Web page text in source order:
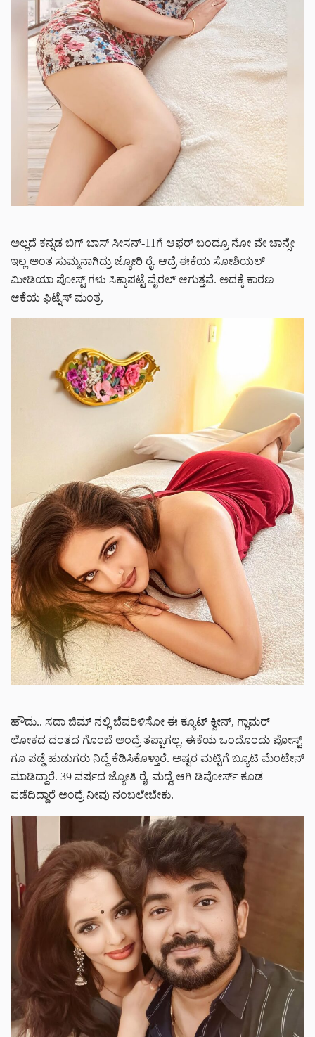
ಅಲ್ಲದೆ ಕನ್ನಡ ಬಿಗ್ ಬಾಸ್ ಸೀಸನ್-11ಗೆ ಆಫರ್ ಬಂದ್ರೂ ನೋ ವೇ ಚಾನ್ಸೇ
ಇಲ್ಲ ಅಂತ ಸುಮ್ಮನಾಗಿದ್ರು ಜ್ಯೋರಿ ರೈ. ಆದ್ರೆ ಈಕೆಯ ಸೋಶಿಯಲ್
ಮೀಡಿಯಾ ಪೋಸ್ಟ್ ಗಳು ಸಿಕ್ಕಾಪಟ್ಟೆ ವೈರಲ್ ಆಗುತ್ತವೆ. ಅದಕ್ಕೆ ಕಾರಣ
ಆಕೆಯ ಫಿಟ್ನೆಸ್ ಮಂತ್ರ.
ಹೌದು.. ಸದಾ ಜಿಮ್ ನಲ್ಲಿ ಬೆವರಿಳಿಸೋ ಈ ಕ್ಯೂಟ್ ಕ್ವೀನ್, ಗ್ಲಾಮರ್
ಲೋಕದ ದಂತದ ಗೊಂಬೆ ಅಂದ್ರೆ ತಪ್ಪಾಗಲ್ಲ. ಈಕೆಯ ಒಂದೊಂದು ಪೋಸ್ಟ್
ಗೂ ಪಡ್ಡೆ ಹುಡುಗರು ನಿದ್ದೆ ಕೆಡಿಸಿಕೊಳ್ತಾರೆ. ಅಷ್ಟರ ಮಟ್ಟಿಗೆ ಬ್ಯೂಟಿ ಮೆಂಟೇನ್
ಮಾಡಿದ್ದಾರೆ. 39 ವರ್ಷದ ಜ್ಯೋತಿ ರೈ, ಮದ್ವೆ ಆಗಿ ಡಿವೋರ್ಸ್ ಕೂಡ
ಪಡೆದಿದ್ದಾರೆ ಅಂದ್ರೆ ನೀವು ನಂಬಲೇಬೇಕು.